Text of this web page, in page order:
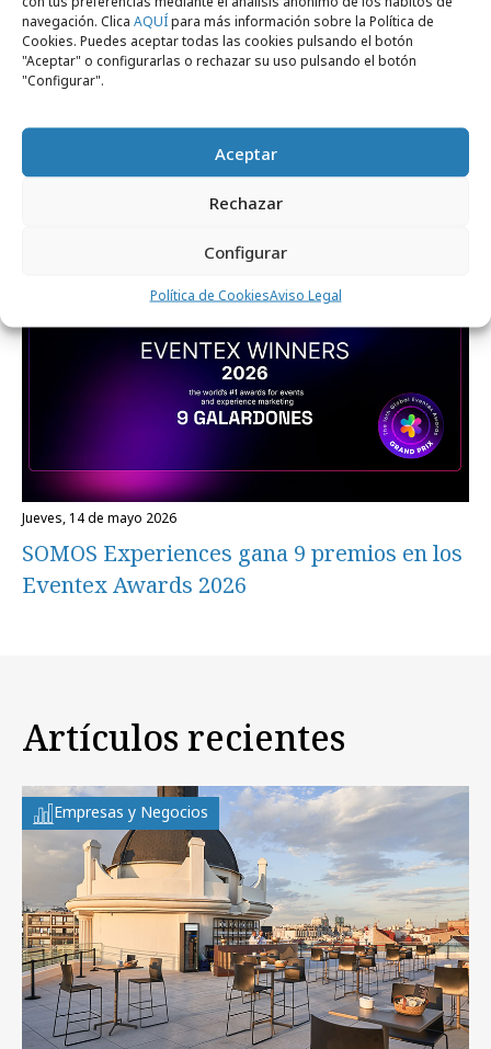
navegación. Clica AQUÍpara más información sobre la Política de
Cookies. Puedes aceptar todas las cookies pulsando el botón
"Aceptar" o configurarlas o rechazar su uso pulsando el botón
"Configurar".
Aceptar
Rechazar
Configurar
Política de CookiesAviso Legal
SOMOS Experiences y Fundación Alas
consolidan su colaboración
jueves, 14 de mayo 2026
SOMOS Experiences gana 9 premios en los
Eventex Awards 2026
Artículos recientes
Empresas y Negocios